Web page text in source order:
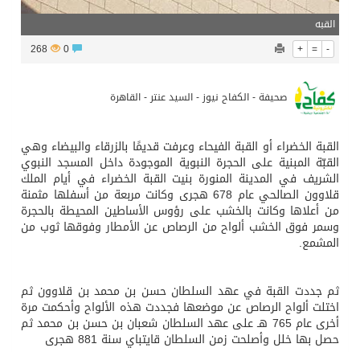
القبه
+ = -
268
صحيفة - الكفاح نيوز - السيد عنتر - القاهرة
القبة الخضراء أو القبة الفيحاء وعرفت قديمًا بالزرقاء والبيضاء وهي
القبّة المبنية على الحجرة النبوية الموجودة داخل المسجد النبوي
الشريف في المدينة المنورة بنيت القبة الخضراء في أيام الملك
قلاوون الصالحي عام 678 هجرى وكانت مربعة من أسفلها مثمنة
من أعلاها وكانت بالخشب على رؤوس الأساطين المحيطة بالحجرة
وسمر فوق الخشب ألواح من الرصاص عن الأمطار وفوقها ثوب من
المشمع.
ثم جددت القبة في عهد السلطان حسن بن محمد بن قلاوون ثم
اختلت ألواح الرصاص عن موضعها فجددت هذه الألواح وأحكمت مرة
أخرى عام 765 هـ على عهد السلطان شعبان بن حسن بن محمد ثم
حصل بها خلل وأصلحت زمن السلطان قايتباي سنة 881 هجرى